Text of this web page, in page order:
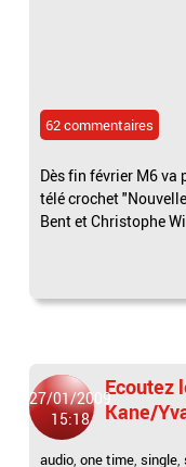
62 commentaires
Dès fin février M6 va
télé crochet
Bent et Christophe
27/01/2009
15:18
Ecoutez
Kane/
audio,one time,single,